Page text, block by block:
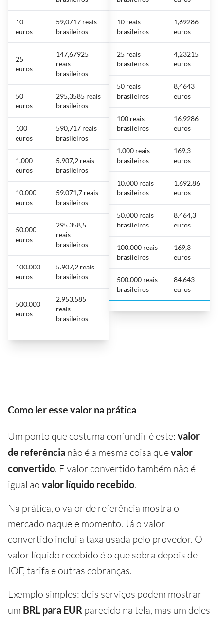
10
euros
59,0717 reais
brasileiros
25
euros
147,67925
reais
brasileiros
50
euros
295,3585 reais
brasileiros
100
euros
590,717 reais
brasileiros
1.000
euros
5.907,2 reais
brasileiros
10.000
euros
59.071,7 reais
brasileiros
50.000
euros
295.358,5
reais
brasileiros
100.000
euros
5.907,2 reais
brasileiros
500.000
euros
2.953.585
reais
brasileiros
10 reais
brasileiros
1,69286
euros
25 reais
brasileiros
4,23215
euros
50 reais
brasileiros
8,4643
euros
100 reais
brasileiros
16,9286
euros
1.000 reais
brasileiros
169,3
euros
10.000 reais
brasileiros
1.692,86
euros
50.000 reais
brasileiros
8.464,3
euros
100.000 reais
brasileiros
169,3
euros
500.000 reais
brasileiros
84.643
euros
Como ler esse valor na prática
Um ponto que costuma confundir é este: valor
de referência não é a mesma coisa quevalor
convertido. E valor convertido também não é
igual ao valor líquido recebido.
Na prática, o valor de referência mostra o
mercado naquele momento. Já o valor
convertido inclui a taxa usada pelo provedor. O
valor líquido recebido é o que sobra depois de
IOF, tarifa e outras cobranças.
Exemplo simples: dois serviços podem mostrar
um BRL para EUR parecido na tela, mas um deles